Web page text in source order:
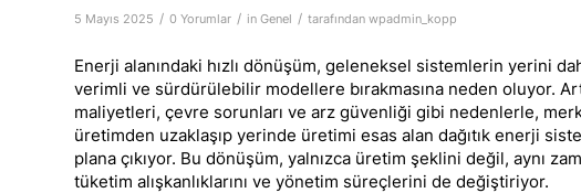
5 Mayıs 2025 / 0 Yorumlar / in Genel / tarafından wpadmin_kopp
Enerji alanındaki hızlı dönüşüm, geleneksel sistemlerin yerini
verimli ve sürdürülebilir modellere bırakmasına neden oluyor.
maliyetleri, çevre sorunları ve arz güvenliği gibi nedenlerle,
üretimden uzaklaşıp yerinde üretimi esas alan dağıtık enerji
plana çıkıyor. Bu dönüşüm, yalnızca üretim şeklini değil, aynı
tüketim alışkanlıklarını ve yönetim süreçlerini de değiştiriyor.